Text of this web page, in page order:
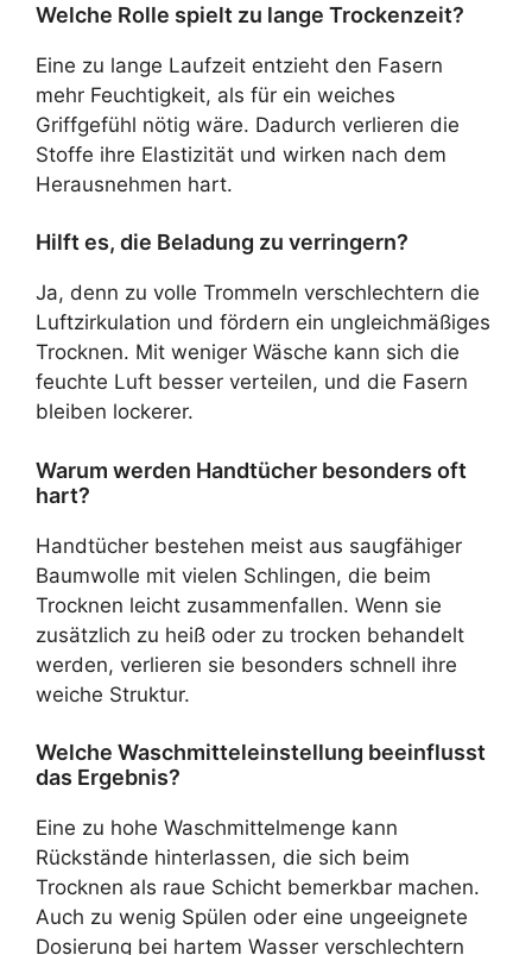
Welche Rolle spielt zu lange Trockenzeit?
Eine zu lange Laufzeit entzieht den Fasern
mehr Feuchtigkeit, als für ein weiches
Griffgefühl nötig wäre. Dadurch verlieren die
Stoffe ihre Elastizität und wirken nach dem
Herausnehmen hart.
Hilft es, die Beladung zu verringern?
Ja, denn zu volle Trommeln verschlechtern die
Luftzirkulation und fördern ein ungleichmäßiges
Trocknen. Mit weniger Wäsche kann sich die
feuchte Luft besser verteilen, und die Fasern
bleiben lockerer.
Warum werden Handtücher besonders oft
hart?
Handtücher bestehen meist aus saugfähiger
Baumwolle mit vielen Schlingen, die beim
Trocknen leicht zusammenfallen. Wenn sie
zusätzlich zu heiß oder zu trocken behandelt
werden, verlieren sie besonders schnell ihre
weiche Struktur.
Welche Waschmitteleinstellung beeinflusst
das Ergebnis?
Eine zu hohe Waschmittelmenge kann
Rückstände hinterlassen, die sich beim
Trocknen als raue Schicht bemerkbar machen.
Auch zu wenig Spülen oder eine ungeeignete
Dosierung bei hartem Wasser verschlechtern